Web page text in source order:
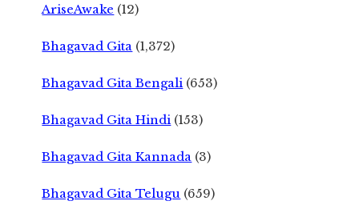
AriseAwake (12)
Bhagavad Gita (1,372)
Bhagavad Gita Bengali (653)
Bhagavad Gita Hindi (153)
Bhagavad Gita Kannada (3)
Bhagavad Gita Telugu (659)